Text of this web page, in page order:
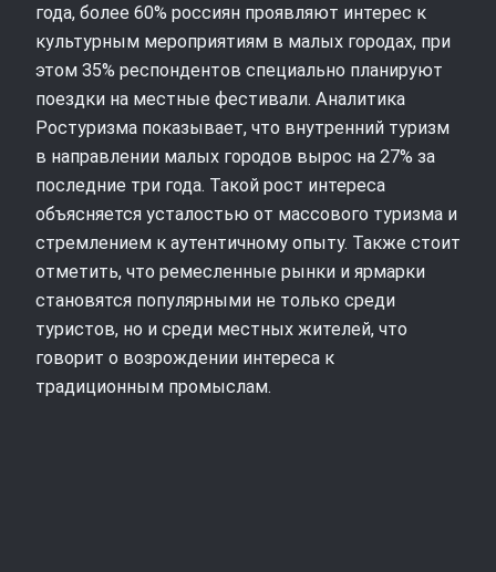
года, более 60% россиян проявляют интерес к
культурным мероприятиям в малых городах, при
этом 35% респондентов специально планируют
поездки на местные фестивали. Аналитика
Ростуризма показывает, что внутренний туризм
в направлении малых городов вырос на 27% за
последние три года. Такой рост интереса
объясняется усталостью от массового туризма и
стремлением к аутентичному опыту. Также стоит
отметить, что ремесленные рынки и ярмарки
становятся популярными не только среди
туристов, но и среди местных жителей, что
говорит о возрождении интереса к
традиционным промыслам.